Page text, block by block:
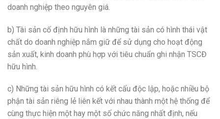
doanh nghiệp theo nguyên giá.
b) Tài sản cố định hữu hình là những tài sản có hình thái vật
chất do doanh nghiệp nắm giữ để sử dụng cho hoạt động
sản xuất, kinh doanh phù hợp với tiêu chuẩn ghi nhận TSCĐ
hữu hình.
c) Những tài sản hữu hình có kết cấu độc lập, hoặc nhiều bộ
phận tài sản riêng lẻ liên kết với nhau thành một hệ thống để
cùng thực hiện một hay một số chức năng nhất định, nếu